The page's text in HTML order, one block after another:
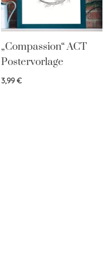
„Compassion“ ACT
Postervorlage
3,99€